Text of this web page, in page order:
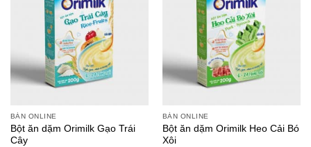
BÁN ONLINE
Bột ăn dặm Orimilk Gạo Trái
Cây
BÁN ONLINE
Bột ăn dặm Orimilk Heo Cải Bó
Xôi